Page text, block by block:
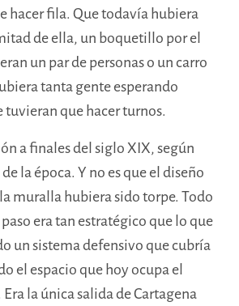
hacer fila. Que todavía hubiera
de ella, un boquetillo por el
un par de personas o un carro
tanta gente esperando
tuvieranque hacer turnos.
a finales del siglo XIX, según
la época. Y no es que el diseño
muralla hubiera sido torpe. Todo
era tan estratégico que lo que
un sistema defensivo que cubría
el espacio que hoy ocupa el
la única salida de Cartagena